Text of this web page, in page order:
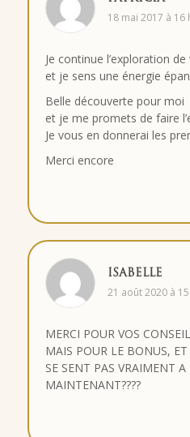
18 mai 2017 à 16
Je continue l’exploration
et je sens une énergie
Belle découverte pour moi
et je me promets de faire
Je vous en donnerai les
Merci encore
ISABELLE
21 août 2020 à
MERCI POUR VOS
MAIS POUR LE BONUS,
SE SENT PAS VRAIMENT
MAINTENANT????